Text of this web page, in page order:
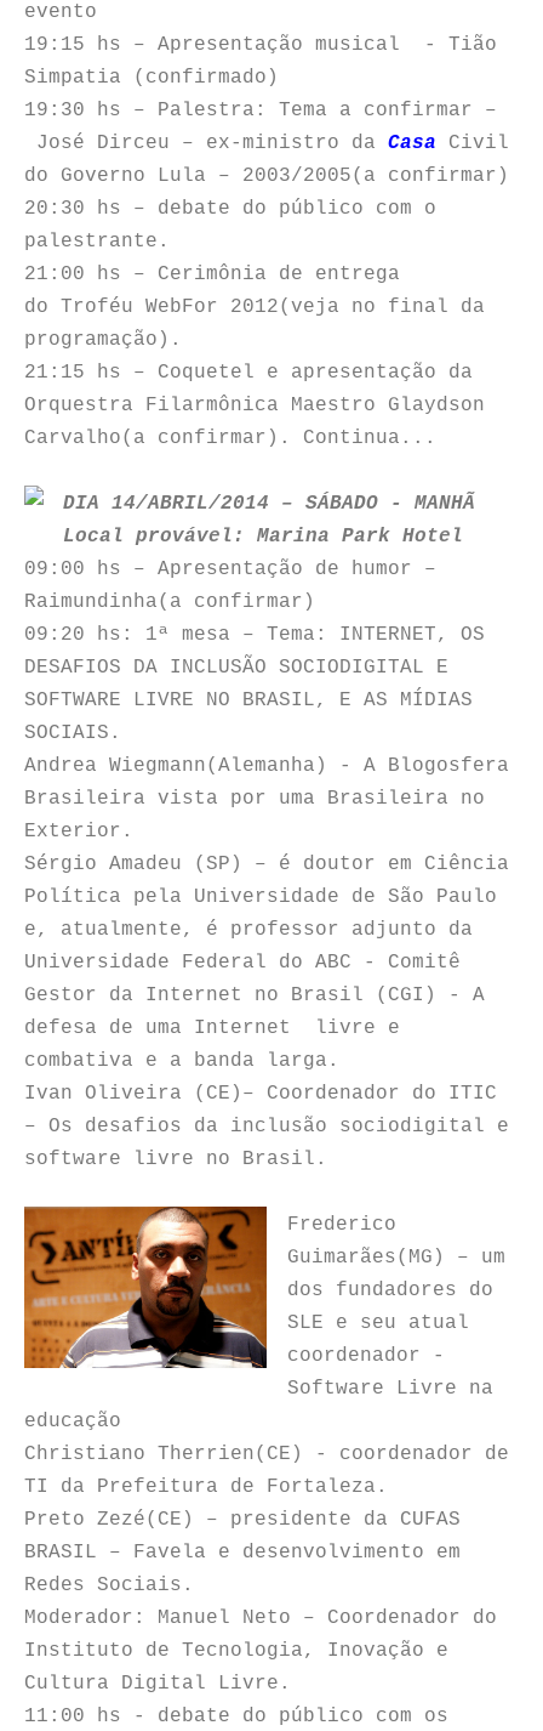
evento
19:15 hs – Apresentação musical - Tião
Simpatia (confirmado)
19:30 hs – Palestra: Tema a confirmar –
José Dirceu – ex-ministro da Casa Civil
do Governo Lula – 2003/2005(a confirmar)
20:30 hs – debate do público com o
palestrante.
21:00 hs – Cerimônia de entrega
do Troféu WebFor 2012(veja no final da
programação).
21:15 hs – Coquetel e apresentação da
Orquestra Filarmônica Maestro Glaydson
Carvalho(a confirmar). Continua...
DIA 14/ABRIL/2014 – SÁBADO - MANHÃ
Local provável: Marina Park Hotel
09:00 hs – Apresentação de humor –
Raimundinha(a confirmar)
09:20 hs: 1ª mesa – Tema: INTERNET, OS
DESAFIOS DA INCLUSÃO SOCIODIGITAL E
SOFTWARE LIVRE NO BRASIL, E AS MÍDIAS
SOCIAIS.
Andrea Wiegmann(Alemanha) - A Blogosfera
Brasileira vista por uma Brasileira no
Exterior.
Sérgio Amadeu (SP) – é doutor em Ciência
Política pela Universidade de São Paulo
e, atualmente, é professor adjunto da
Universidade Federal do ABC - Comitê
Gestor da Internet no Brasil (CGI) - A
defesa de uma Internet livre e
combativa e a banda larga.
Ivan Oliveira (CE)– Coordenador do ITIC
– Os desafios da inclusão sociodigital e
software livre no Brasil.
Frederico
Guimarães(MG) – um
dos fundadores do
SLE e seu atual
coordenador -
Software Livre na
educação
Christiano Therrien(CE) - coordenador de
TI da Prefeitura de Fortaleza.
Preto Zezé(CE) – presidente da CUFAS
BRASIL – Favela e desenvolvimento em
Redes Sociais.
Moderador: Manuel Neto – Coordenador do
Instituto de Tecnologia, Inovação e
Cultura Digital Livre.
11:00 hs - debate do público com os